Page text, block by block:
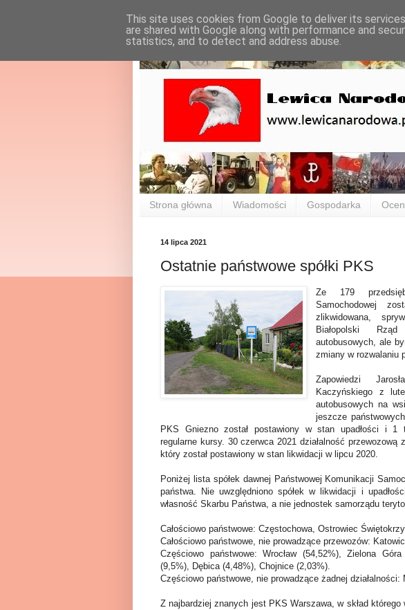
Strona główna Wiadomości Gospodarka
14 lipca 2021
Ostatnie państwowe spółki PKS
Ze 179
Samochodowej
zlikwidowana,
Białopolski
autobusowych, ale
zmiany w rozwalaniu
Zapowiedzi
Kaczyńskiego z
autobusowych na
jeszcze
PKS Gniezno został postawiony w stan upadłości i 1
regularne kursy. 30 czerwca 2021 działalność przewozową
który został postawiony w stan likwidacji w lipcu 2020.
Poniżej lista spółek dawnej Państwowej Komunikacji
państwa. Nie uwzględniono spółek w likwidacji i
własność Skarbu Państwa, a nie jednostek samorządu
Całościowo państwowe: Częstochowa, Ostrowiec
Całościowo państwowe, nie prowadzące przewozów:
Częściowo państwowe: Wrocław (54,52%), Zielona
(9,5%), Dębica (4,48%), Chojnice (2,03%).
Częściowo państwowe, nie prowadzące żadnej
Z najbardziej znanych jest PKS Warszawa, w skład
This site uses cookies from Google to deliver its
are shared with Google along with performance and
statistics, and to detect and address abuse.